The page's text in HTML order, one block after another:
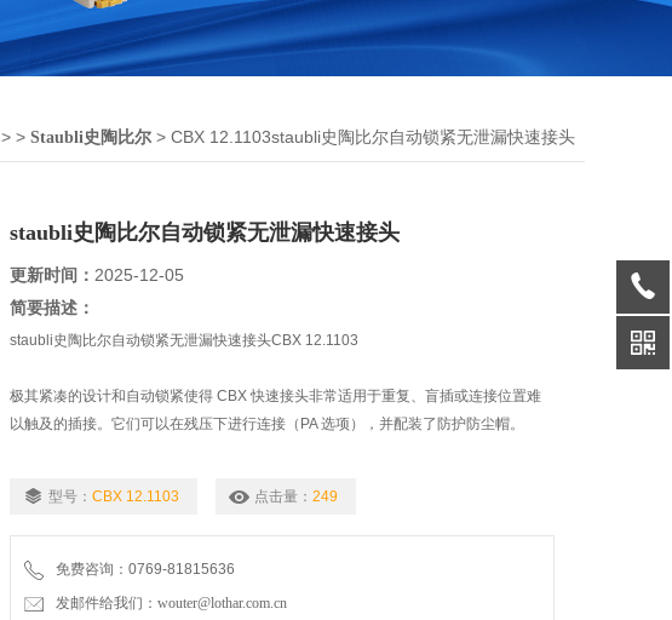
> > Staubli史陶比尔 > CBX 12.1103staubli史陶比尔自动锁紧无泄漏快速接头
staubli史陶比尔自动锁紧无泄漏快速接头
更新时间： 2025-12-05
简要描述：
staubli史陶比尔自动锁紧无泄漏快速接头CBX 12.1103
极其紧凑的设计和自动锁紧使得 CBX 快速接头非常适用于重复、盲插或连接位置难
以触及的插接。它们可以在残压下进行连接（PA 选项），并配装了防护防尘帽。
型号： CBX 12.1103 点击量： 249
免费咨询：0769-81815636
发邮件给我们：wouter@lothar.com.cn